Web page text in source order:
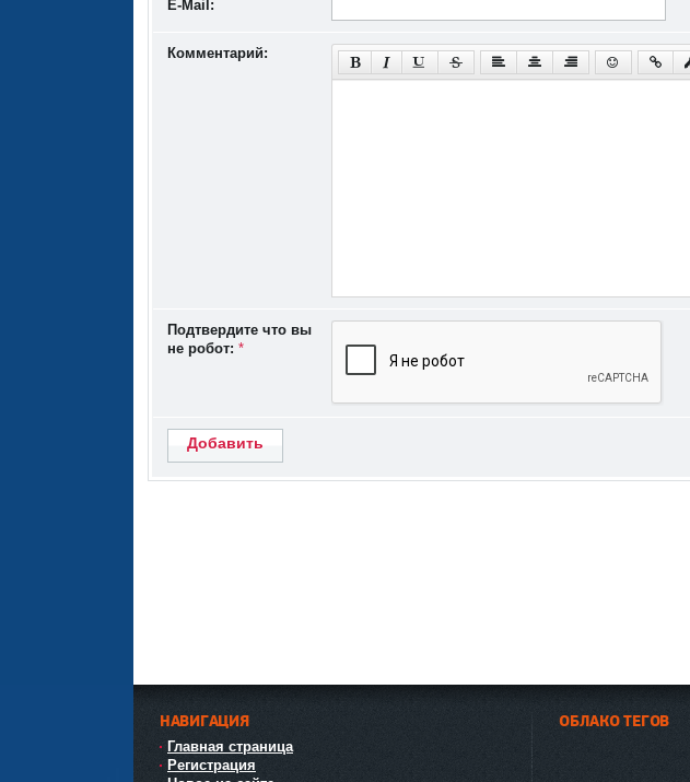
E-Mail:
Комментарий:
Подтвердите что вы
не робот: *
Добавить
НАВИГАЦИЯ
Главная страница
Регистрация
ОБЛАКО ТЕГОВ